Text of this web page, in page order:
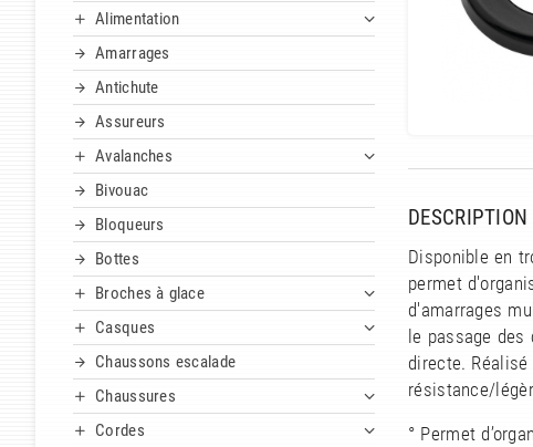
Alimentation
Amarrages
Antichute
Assureurs
Avalanches
Bivouac
Bloqueurs
Bottes
Broches à glace
Casques
Chaussons escalade
Chaussures
Cordes
DESCRIPTION
Disponible en
permet
d'amarrages
le passage
directe.
résistance/
° Permet